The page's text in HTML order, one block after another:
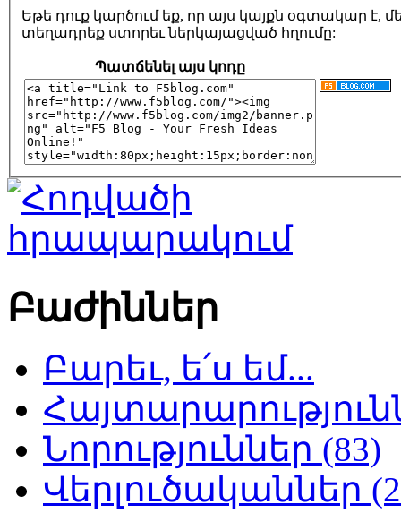
Եթե դուք կարծում եք, որ այս կայքն օգտակար է,
տեղադրեք ստորեւ ներկայացված հղումը:
Պատճենել այս կոդը
Բաժիններ
Բարեւ, ե՛ս եմ...
Նորություններ (83)
Վերլուծականներ